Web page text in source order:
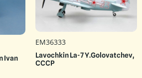
Ivan
EM36333
Lavochkin La-7 Y.Golovatchev,
CCCP